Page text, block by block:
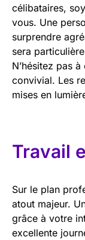
célibataires,
vous. Une
surprendre
sera
N’hésitez pas
convivial. Les
mises en
Travail
Sur le plan
atout majeur.
grâce à votre
excellente